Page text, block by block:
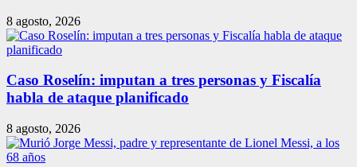
8 agosto, 2026
Caso Roselín: imputan a tres personas y Fiscalía
habla de ataque planificado
8 agosto, 2026